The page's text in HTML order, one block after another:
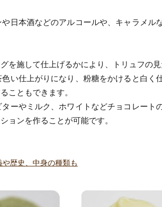
日本酒などのアルコールや、キャラメル
を施して仕上げるかにより、トリュフの見
い仕上がりになり、粉糖をかけると白く
こともできます。
ーやミルク、ホワイトなどチョコレート
ョンを作ることが可能です。
歴史、中身の種類も